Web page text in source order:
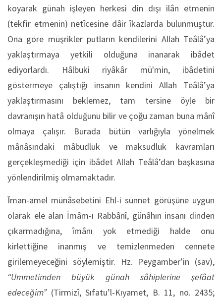
koyarak günah işleyen herkesi din dışı ilân etmenin
(tekfir etmenin) netîcesine dâir îkazlarda bulunmuştur.
Ona göre müşrikler putların kendilerini Allah Teâlâ’ya
yaklaştırmaya yetkili olduğuna inanarak ibâdet
ediyorlardı. Hâlbuki riyâkâr mü'min, ibâdetini
göstermeye çalıştığı insanın kendini Allah Teâlâ’ya
yaklaştırmasını beklemez, tam tersine öyle bir
davranışın hatâ olduğunu bilir ve çoğu zaman buna mânî
olmaya çalışır. Burada bütün varlığıyla yönelmek
mânâsındaki mâbudluk ve maksudluk kavramları
gerçekleşmediği için ibâdet Allah Teâlâ’dan başkasına
yönlendirilmiş olmamaktadır.
Îman-amel münâsebetini Ehl-i sünnet görüşüne uygun
olarak ele alan İmâm-ı Rabbânî, günâhın insanı dinden
çıkarmadığına, îmânı yok etmediği halde onu
kirlettiğine inanmış ve temizlenmeden cennete
girilemeyeceğini söylemiştir. Hz. Peygamber’in (sav),
“Ümmetimden büyük günah sâhiplerine şefâat
edeceğim”(Tirmizî, Sıfatu’l-Kıyamet, B. 11, no. 2435;